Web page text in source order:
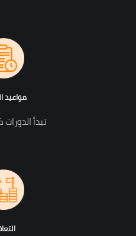
مواعيد
تبدأ الدورات كل 6